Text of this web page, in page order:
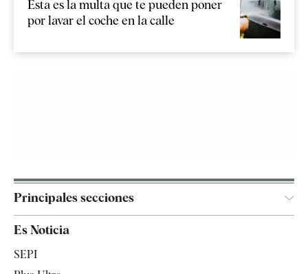
Esta es la multa que te pueden poner
por lavar el coche en la calle
Principales secciones
España
Es Noticia
SEPI